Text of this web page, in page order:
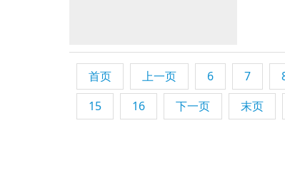
首页 上一页 6 7
15
16 下一页 末页